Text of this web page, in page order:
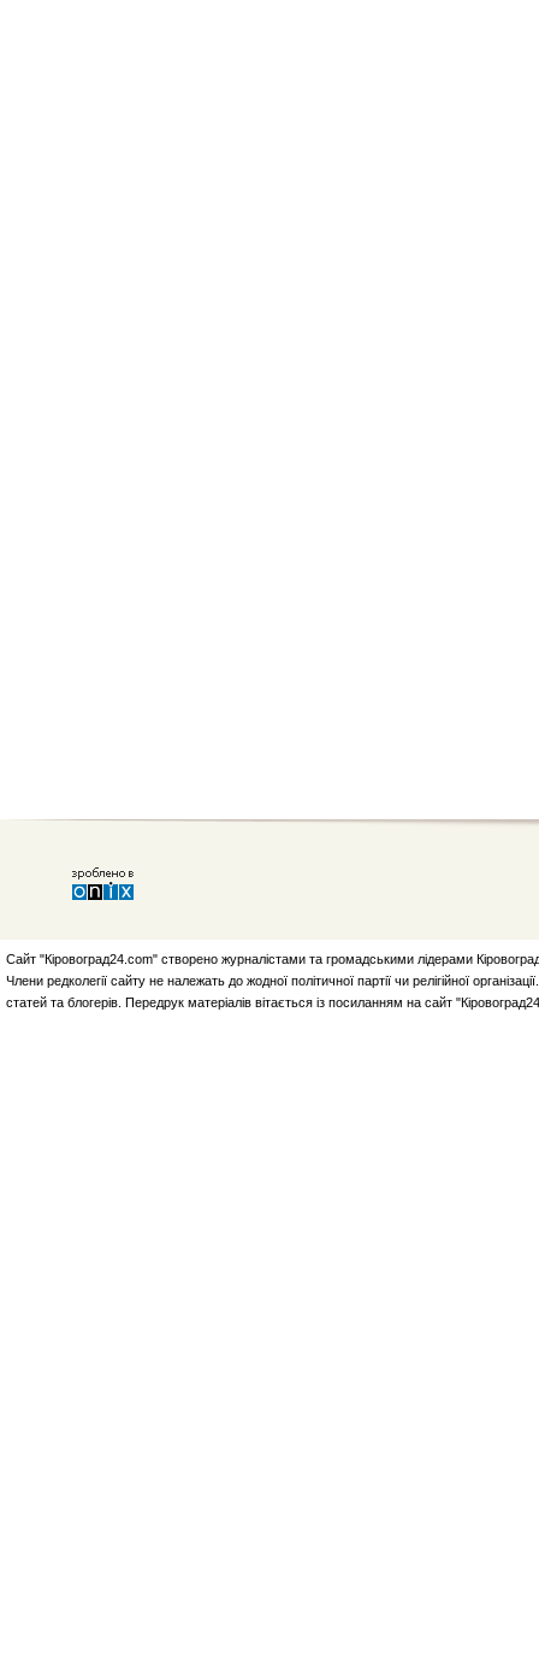
Сайт "Кіровоград24.com" створено журналістами та громадськими лідерами
Члени редколегії сайту не належать до жодної політичної партії чи релігійної
статей та блогерів. Передрук матеріалів вітається із посиланням на сайт